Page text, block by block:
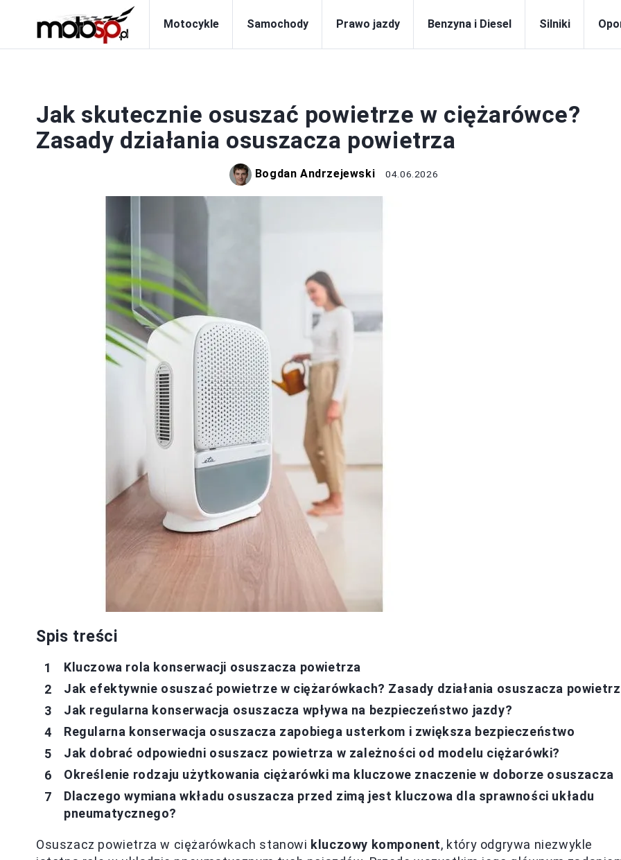
Motocykle Samochody Prawo jazdy Benzyna i Diesel Silniki
Jak skutecznie osuszać powietrze w ciężarówce?
Zasady działania osuszacza powietrza
Bogdan Andrzejewski 04.06.2026
Spis treści
Kluczowa rola konserwacji osuszacza powietrza
Jak efektywnie osuszać powietrze w ciężarówkach? Zasady działania osuszacza
Jak regularna konserwacja osuszacza wpływa na bezpieczeństwo jazdy?
Regularna konserwacja osuszacza zapobiega usterkom i zwiększa bezpieczeństwo
Jak dobrać odpowiedni osuszacz powietrza w zależności od modelu ciężarówki?
Określenie rodzaju użytkowania ciężarówki ma kluczowe znaczenie w doborze osuszacza
Dlaczego wymiana wkładu osuszacza przed zimą jest kluczowa dla sprawności układu
pneumatycznego?
Osuszacz powietrza w ciężarówkach stanowi kluczowy komponent, który odgrywa niezwykle